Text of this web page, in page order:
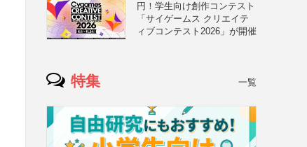
円！学生向け創作コンテスト
「サイゲームス クリエイテ
ィブコンテスト2026」が開催
特集 一覧